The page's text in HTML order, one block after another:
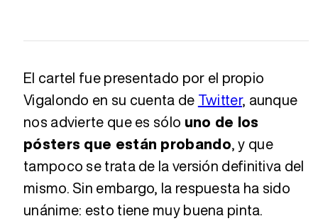
El cartel fue presentado por el propio
Vigalondo en su cuenta de Twitter, aunque
nos advierte que es sólo uno de los
pósters que están probando, y que
tampoco se trata de la versión definitiva del
mismo. Sin embargo, la respuesta ha sido
unánime: esto tiene muy buena pinta.